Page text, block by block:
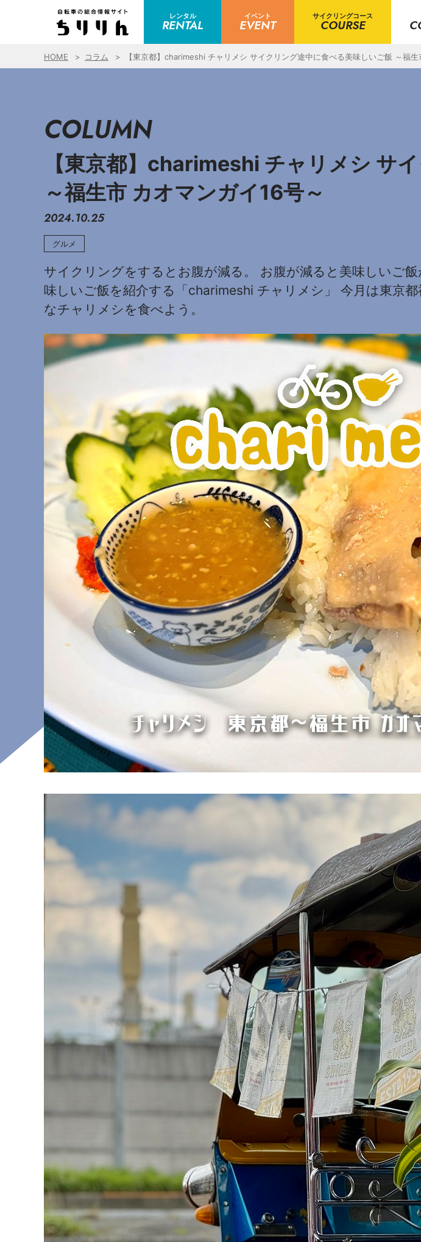
レンタル
RENTAL
イベント
EVENT
サイクリングコース
COURSE
HOME コラム 【東京都】charimeshi チャリメシ サイクリング途中に食べる美味しいご飯 ～福生
COLUMN
【東京都】charimeshi チャリメシ サ
～福生市 カオマンガイ16号～
2024.10.25
グルメ
サイクリングをするとお腹が減る。 お腹が減ると美味しいご
味しいご飯を紹介する「charimeshi チャリメシ」 今月は東京
なチャリメシを食べよう。